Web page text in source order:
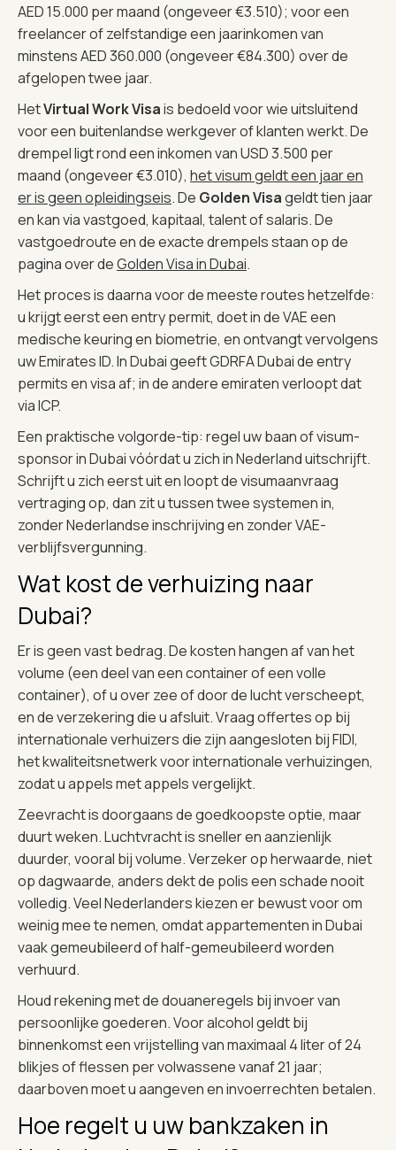
AED 15.000 per maand (ongeveer €3.510); voor een
freelancer of zelfstandige een jaarinkomen van
minstens AED 360.000 (ongeveer €84.300) over de
afgelopen twee jaar.
HetVirtual Work Visais bedoeld voor wie uitsluitend
voor een buitenlandse werkgever of klanten werkt. De
drempel ligt rond een inkomen van USD 3.500 per
maand (ongeveer €3.010), het visum geldt een jaar en
er is geen opleidingseis. De Golden Visageldt tien jaar
en kan via vastgoed, kapitaal, talent of salaris. De
vastgoedroute en de exacte drempels staan op de
pagina over deGolden Visa in Dubai.
Het proces is daarna voor de meeste routes hetzelfde:
u krijgt eerst een entry permit, doet in de VAE een
medische keuring en biometrie, en ontvangt vervolgens
uw Emirates ID. In Dubai geeft GDRFA Dubai de entry
permits en visa af; in de andere emiraten verloopt dat
via ICP.
Een praktische volgorde-tip: regel uw baan of visum-
sponsor in Dubai vóórdat u zich in Nederland uitschrijft.
Schrijft u zich eerst uit en loopt de visumaanvraag
vertraging op, dan zit u tussen twee systemen in,
zonder Nederlandse inschrijving en zonder VAE-
verblijfsvergunning.
Wat kost de verhuizing naar
Dubai?
Er is geen vast bedrag. De kosten hangen af van het
volume (een deel van een container of een volle
container), of u over zee of door de lucht verscheept,
en de verzekering die u afsluit. Vraag offertes op bij
internationale verhuizers die zijn aangesloten bij FIDI,
het kwaliteitsnetwerk voor internationale verhuizingen,
zodat u appels met appels vergelijkt.
Zeevracht is doorgaans de goedkoopste optie, maar
duurt weken. Luchtvracht is sneller en aanzienlijk
duurder, vooral bij volume. Verzeker op herwaarde, niet
op dagwaarde, anders dekt de polis een schade nooit
volledig. Veel Nederlanders kiezen er bewust voor om
weinig mee te nemen, omdat appartementen in Dubai
vaak gemeubileerd of half-gemeubileerd worden
verhuurd.
Houd rekening met de douaneregels bij invoer van
persoonlijke goederen. Voor alcohol geldt bij
binnenkomst een vrijstelling van maximaal 4 liter of 24
blikjes of flessen per volwassene vanaf 21 jaar;
daarboven moet u aangeven en invoerrechten betalen.
Hoe regelt u uw bankzaken in